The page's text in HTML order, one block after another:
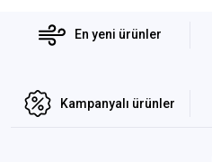
En yeni ürünler
Kampanyalı ürünler